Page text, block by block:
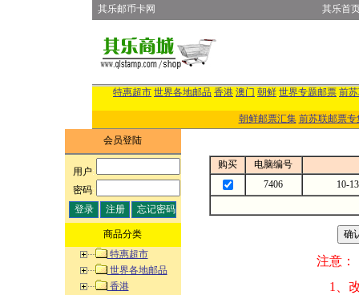
其乐邮币卡网 其乐首
特惠超市 世界各地邮品 香港 澳门 朝鲜 世界专题邮票 前
朝鲜邮票汇集 前苏联邮票专
会员登陆
用户:
密码:
商品分类
特惠超市
世界各地邮品
香港
购买
电脑编号
7406
10-
注意：
1、改变商品数量